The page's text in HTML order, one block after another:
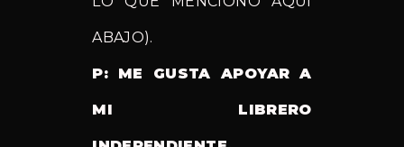
ABAJO).
P: ME GUSTA APOYAR A
MI LIBRERO